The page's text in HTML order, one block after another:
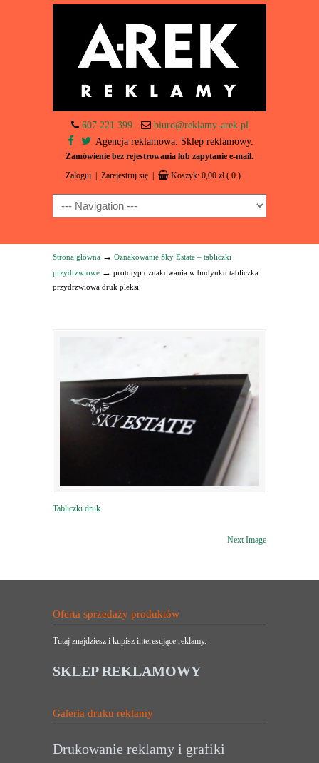
607 221 399
biuro@reklamy-arek.pl
Agencja reklamowa. Sklep reklamowy.
Zamówienie bez rejestrowania lub zapytanie e-mail.
Zaloguj Zarejestruj się Koszyk: 0,00 zł ( 0 )
Navigation
Strona główna → Oznakowanie Sky Estate – tabliczki
przydrzwiowe → prototyp oznakowania w budynku tabliczka
przydrzwiowa druk pleksi
Tabliczki druk
Next Image
Oferta sprzedaży produktów
Tutaj znajdziesz i kupisz interesujące reklamy.
SKLEP REKLAMOWY
Galeria druku reklamy
Drukowanie reklamy i grafiki